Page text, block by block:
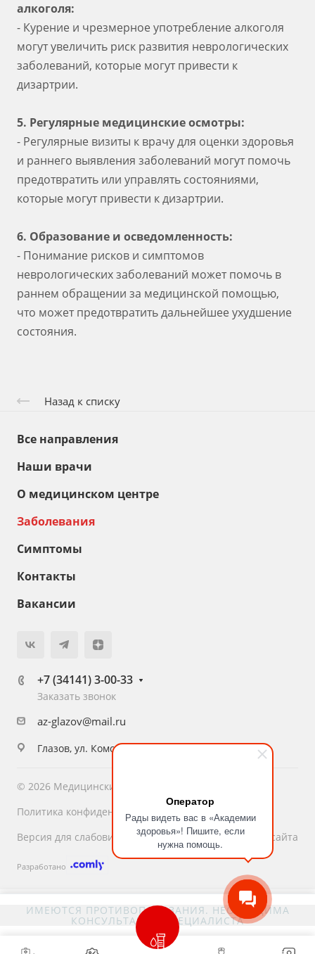
Оператор
Рады видеть вас в «Академии
здоровья»! Пишите, если
нужна помощь.
алкоголя:
- Курение и чрезмерное употребление алкоголя
могут увеличить риск развития неврологических
заболеваний, которые могут привести к
дизартрии.
5. Регулярные медицинские осмотры:
- Регулярные визиты к врачу для оценки здоровья
и раннего выявления заболеваний могут помочь
предотвратить или управлять состояниями,
которые могут привести к дизартрии.
6. Образование и осведомленность:
- Понимание рисков и симптомов
неврологических заболеваний может помочь в
раннем обращении за медицинской помощью,
что может предотвратить дальнейшее ухудшение
состояния.
Назад к списку
Все направления
Наши врачи
О медицинском центре
Заболевания
Симптомы
Контакты
Вакансии
+7 (34141) 3-00-33
Заказать звонок
az-glazov@mail.ru
Глазов, ул. Комсомольская, 16
© 2026 Медицинский центр «Академия Здоровья»
Политика конфиденциальности
Версия для слабовидящих
Карта сайта
Разработано
ИМЕЮТСЯ ПРОТИВОПОКАЗАНИЯ. НЕОБХОДИМА
КОНСУЛЬТАЦИЯ СПЕЦИАЛИСТА